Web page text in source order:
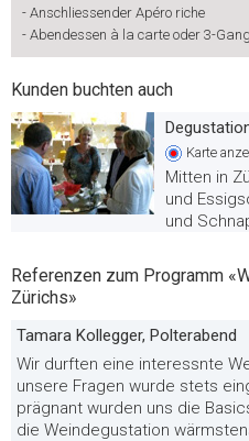
- Anschliessender Apéro riche
- Abendessen à la carte oder 3-
Kunden buchten auch
Karte
Mitten in
und
und
Referenzen zum Programm
Zürichs»
Tamara Kollegger, Polterabend
Wir durften eine interessnte
unsere Fragen wurde stets
prägnant wurden uns die
die Weindegustation